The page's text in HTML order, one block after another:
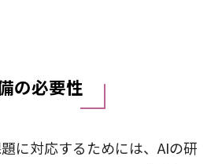
の必要性
に対応するためには、AIの研